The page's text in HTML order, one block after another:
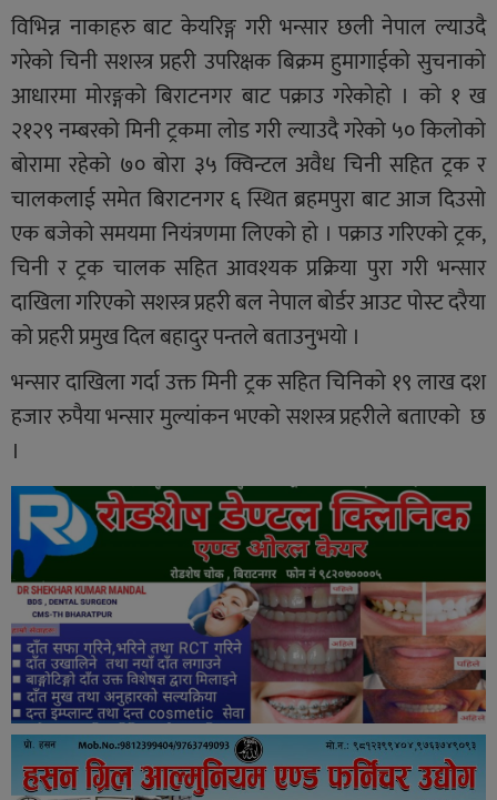
विभिन्न नाकाहरु बाट केयरिङ्ग गरी भन्सार छली नेपाल ल्याउदै
गरेको चिनी सशस्त्र प्रहरी उपरिक्षक बिक्रम हुमागाईको सुचनाको
आधारमा मोरङ्गको बिराटनगर बाट पक्राउ गरेकोहो । को १ ख
२१२९ नम्बरको मिनी ट्रकमा लोड गरी ल्याउदै गरेको ५० किलोको
बोरामा रहेको ७० बोरा ३५ क्विन्टल अवैध चिनी सहित ट्रक र
चालकलाई समेत बिराटनगर ६ स्थित ब्रहमपुरा बाट आज दिउसो
एक बजेको समयमा नियंत्रणमा लिएको हो । पक्राउ गरिएको ट्रक,
चिनी र ट्रक चालक सहित आवश्यक प्रक्रिया पुरा गरी भन्सार
दाखिला गरिएको सशस्त्र प्रहरी बल नेपाल बोर्डर आउट पोस्ट दरैया
को प्रहरी प्रमुख दिल बहादुर पन्तले बताउनुभयो ।
भन्सार दाखिला गर्दा उक्त मिनी ट्रक सहित चिनिको १९ लाख दश
हजार रुपैया भन्सार मुल्यांकन भएको सशस्त्र प्रहरीले बताएकाे छ
।